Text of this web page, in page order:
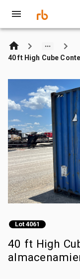
40 ft High Cube
Lot 4061
40 ft High